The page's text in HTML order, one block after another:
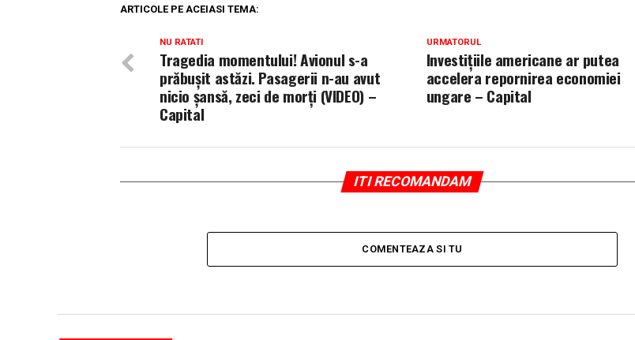
ARTICOLE PE ACEIASI TEMA:
URMATORUL
Investiţiile americane ar putea
accelera repornirea economiei
ungare – Capital
NU RATATI
Tragedia momentului! Avionul s-a
prăbuşit astăzi. Pasagerii n-au avut
nicio şansă, zeci de morți (VIDEO) –
Capital
ITI RECOMANDAM
COMENTEAZA SI TU